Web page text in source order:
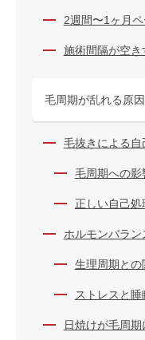
2週間〜1ヶ月
施術間隔が空
毛周期が乱れる原
毛抜きによる自
毛周期への影
正しい自己
ホルモンバラ
生理周期との
ストレスと
日焼けが毛周